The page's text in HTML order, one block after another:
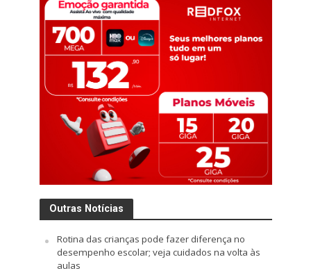
Outras Notícias
Rotina das crianças pode fazer diferença no
desempenho escolar; veja cuidados na volta às
aulas